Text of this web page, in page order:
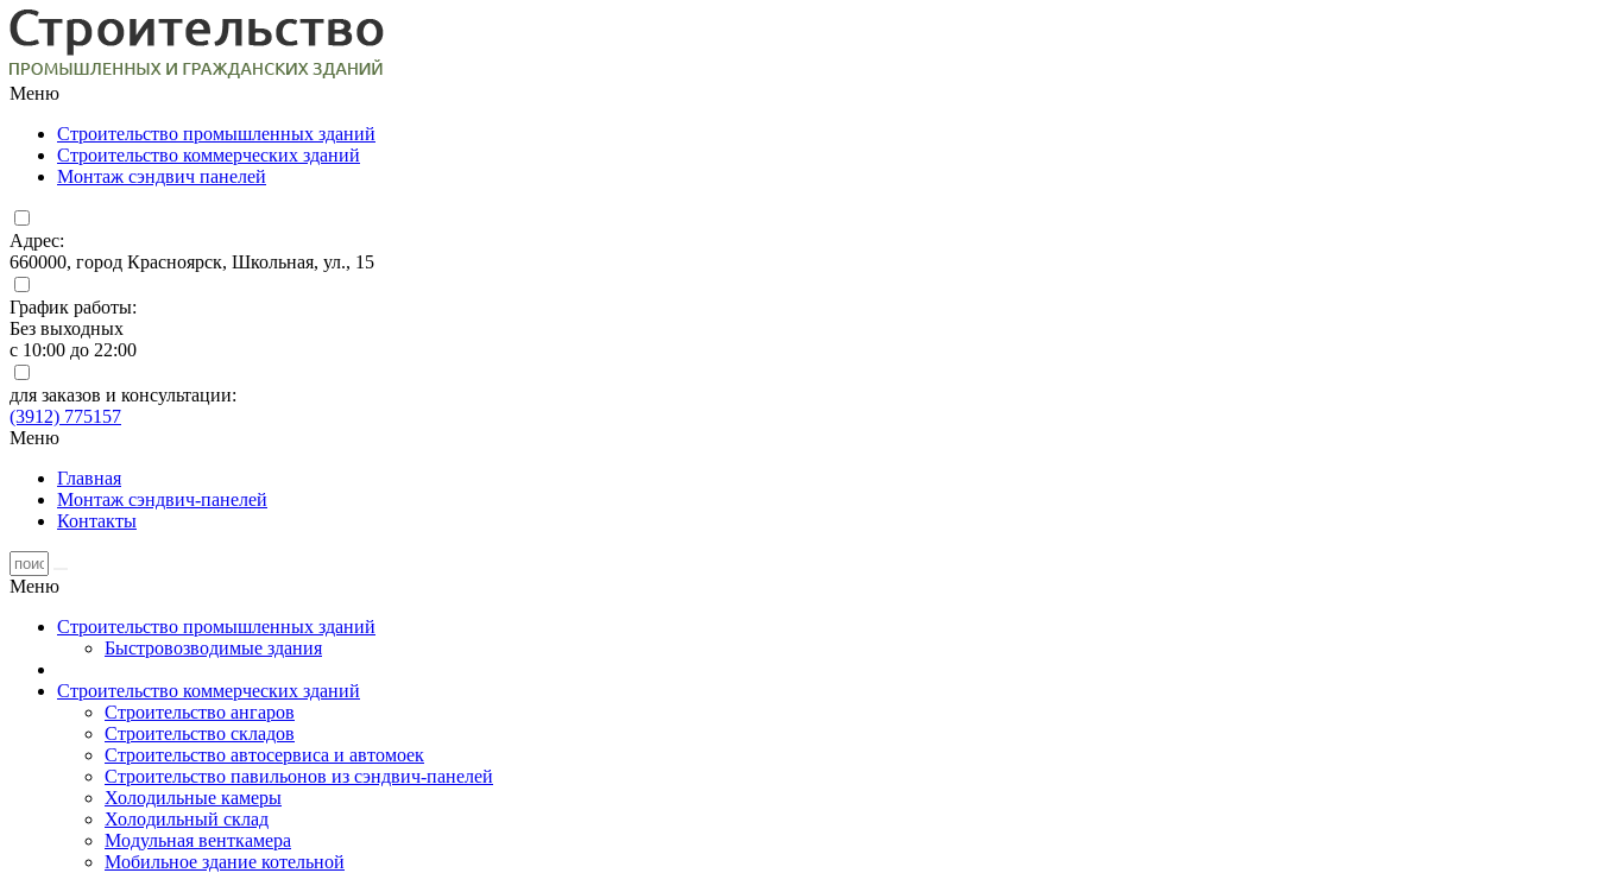
Меню
Строительство промышленных зданий
Строительство коммерческих зданий
Монтаж сэндвич панелей
Адрес:
660000, город Красноярск, Школьная, ул., 15
График работы:
Без выходных
с 10:00 до 22:00
для заказов и консультации:
(3912) 775157
Меню
Главная
Монтаж сэндвич-панелей
Контакты
Меню
Строительство промышленных зданий
Быстровозводимые здания
Строительство коммерческих зданий
Строительство ангаров
Строительство складов
Строительство автосервиса и автомоек
Строительство павильонов из сэндвич-панелей
Холодильные камеры
Холодильный склад
Модульная венткамера
Мобильное здание котельной